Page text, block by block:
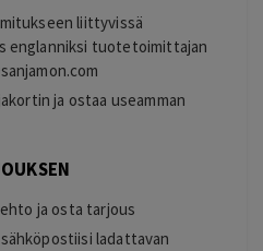
liittyvissä
englanniksi tuotetoimittajan
ja ostaa useamman
ja osta tarjous
ladattavan